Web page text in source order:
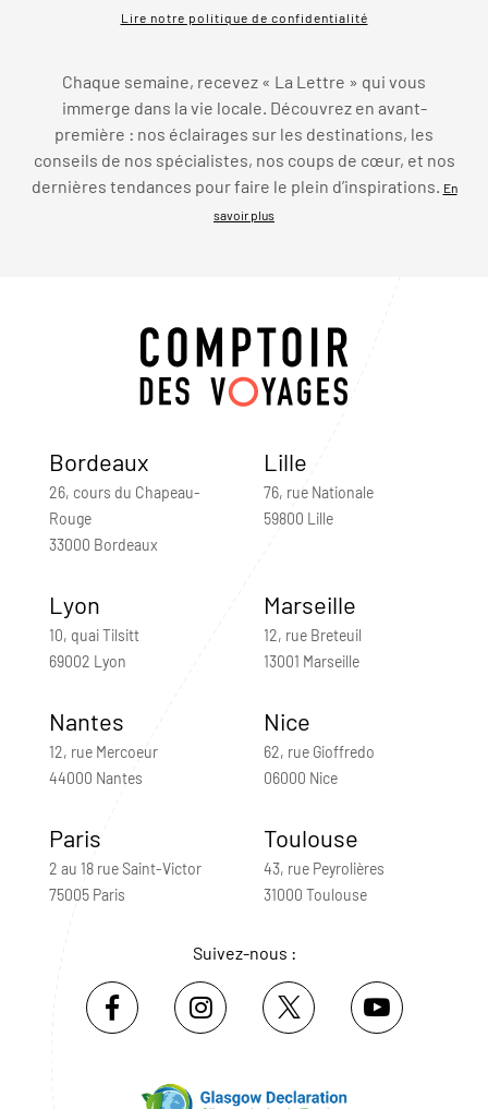
Lire notre politique de confidentialité
Chaque semaine, recevez « La Lettre » qui vous
immerge dans la vie locale. Découvrez en avant-
première : nos éclairages sur les destinations, les
conseils de nos spécialistes, nos coups de cœur, et nos
dernières tendances pour faire le plein d’inspirations. En
savoir plus
Bordeaux
26, cours du Chapeau-
Rouge
33000 Bordeaux
Lille
76, rue Nationale
59800 Lille
Lyon
10, quai Tilsitt
69002 Lyon
Marseille
12, rue Breteuil
13001 Marseille
Nantes
12, rue Mercoeur
44000 Nantes
Nice
62, rue Gioffredo
06000 Nice
Paris
2 au 18 rue Saint-Victor
75005 Paris
Toulouse
43, rue Peyrolières
31000 Toulouse
Suivez-nous :